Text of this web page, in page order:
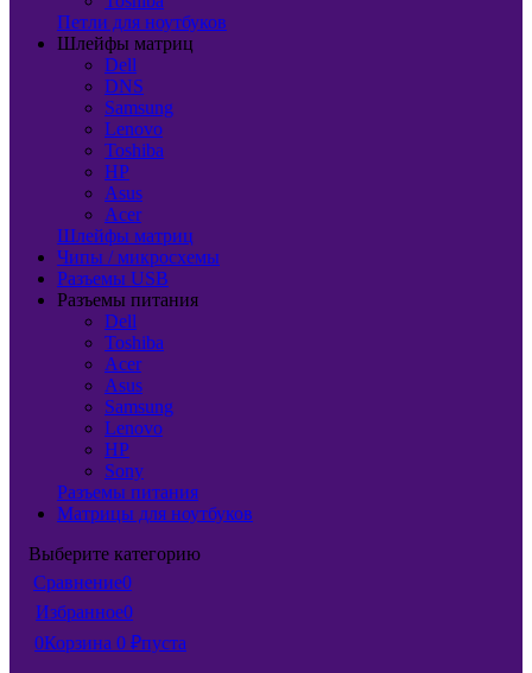
Петли для ноутбуков
Шлейфы матриц
Dell
DNS
Samsung
Lenovo
Toshiba
HP
Asus
Acer
Шлейфы матриц
Чипы / микросхемы
Разъемы USB
Разъемы питания
Dell
Toshiba
Acer
Asus
Samsung
Lenovo
HP
Sony
Разъемы питания
Матрицы для ноутбуков
Выберите категорию
Сравнение0
Избранное0
0Корзина 0 ₽пуста